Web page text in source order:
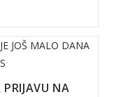
NA